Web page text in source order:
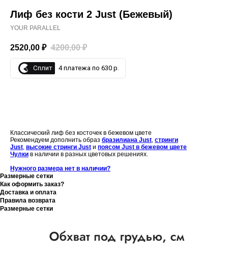
Лиф без кости 2 Just (Бежевый)
YOUR PARALLEL
2520,00 ₽ 4200,00 ₽
Сплит 4 платежа по 630 р.
Классический лиф без косточек в бежевом цвете
Рекомендуем дополнить образ бразилиана Just стринги
Just высокие стринги Just и поясом Just в бежевом цвете
Чулки в наличии в разных цветовых решениях.
Нужного размера нет в наличии?
Размерные сетки
Как оформить заказ?
Доставка и оплата
Правила возврата
Размерные сетки